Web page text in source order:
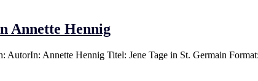
Annette Hennig
Annette Hennig Titel: Jene Tage in St. Germain